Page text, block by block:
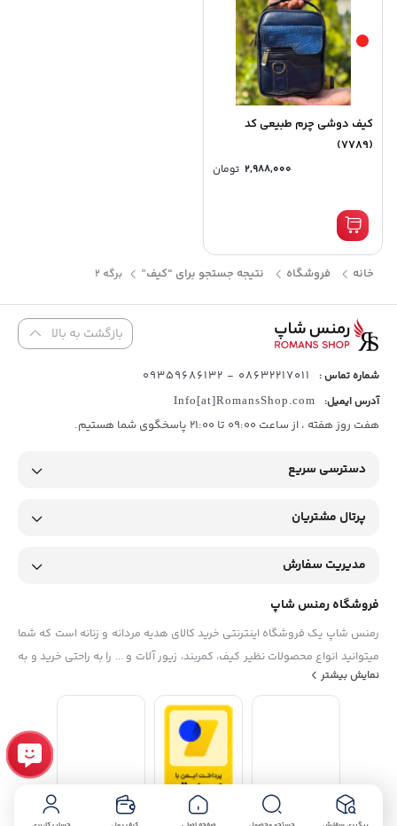
کیف دوشی چرم طبیعی کد
(7789)
2,988,000 تومان
خانه فروشگاه نتیجه جستجو برای “کیف” برگه 2
بازگشت به بالا
شماره تماس : 08632217011 - 09359686132
آدرس ایمیل: Info[at]RomansShop.com
هفت روز هفته ، از ساعت 09:00 تا 21:00 پاسخگوی شما هستیم.
دسترسی سریع
پرتال مشتریان
مدیریت سفارش
فروشگاه رمنس شاپ
رمنس شاپ یک فروشگاه اینترنتی خرید کالای هدیه مردانه و زنانه است که شما
میتوانید انواع محصولات نظیر کیف، کمربند، زیور آلات و ... را به راحتی خرید و به
دوستان و عزیزانتان هدیه بدهید. آدرس فروشگاه رمنس شاپ: اراک، خیابان
عباس آباد، روبروی پاساژ ساسان، فروشگاه رمنس شاپ ساعات کاری فروشگاه
نمایش بیشتر